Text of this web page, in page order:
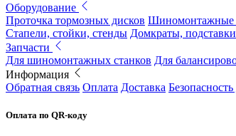
Оборудование
Проточка тормозных дисков Шиномонтажные
Стапели, стойки, стенды Домкраты, подставки
Запчасти
Для шиномонтажных станков Для
Информация
Обратная связь Оплата Доставка
Оплата по QR-коду